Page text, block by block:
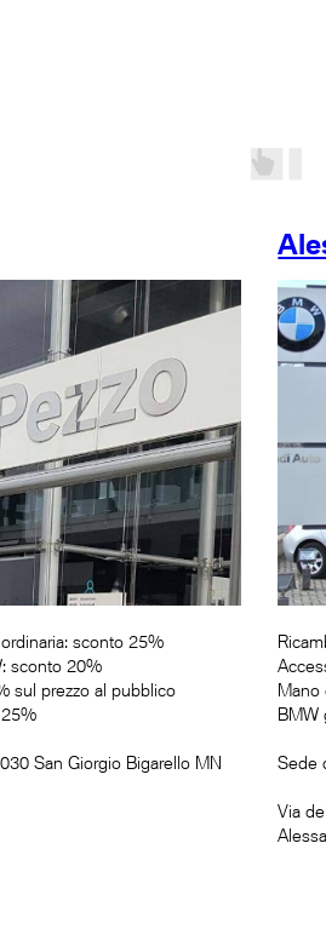
sconto 25%
sconto 20%
sul prezzo al pubblico
San Giorgio Bigarello MN
Mano
BMW
Sede
Via